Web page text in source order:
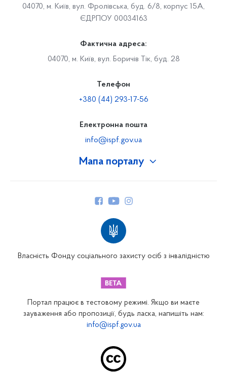
Мапа порталу
Закарпатське відділення
Запорізьке відділення
04070, м. Київ, вул. Фролівська, буд. 6/8, корпус 15А,
ЄДРПОУ 00034163
Фактична адреса:
04070, м. Київ, вул. Боричів Тік, буд. 28
Телефон
+380 (44) 293-17-56
Електронна пошта
info@ispf.gov.ua
Власність Фонду соціального захисту осіб з інвалідністю
Портал працює в тестовому режимі. Якщо ви маєте
зауваження або пропозиції, будь ласка, напишіть нам:
info@ispf.gov.ua